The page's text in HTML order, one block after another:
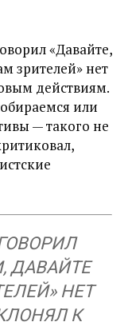
«Давайте,
зрителей» нет
действиям.
или
— такого не
ДАВАЙТЕ
НЕТ
К